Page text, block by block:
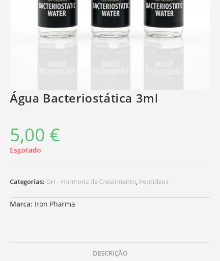
Água Bacteriostática 3ml
5,00 €
Esgotado
Categorias: GH - Hormona de Crescimento, Peptídeos
Marca: Iron Pharma
DESCRIÇÃO